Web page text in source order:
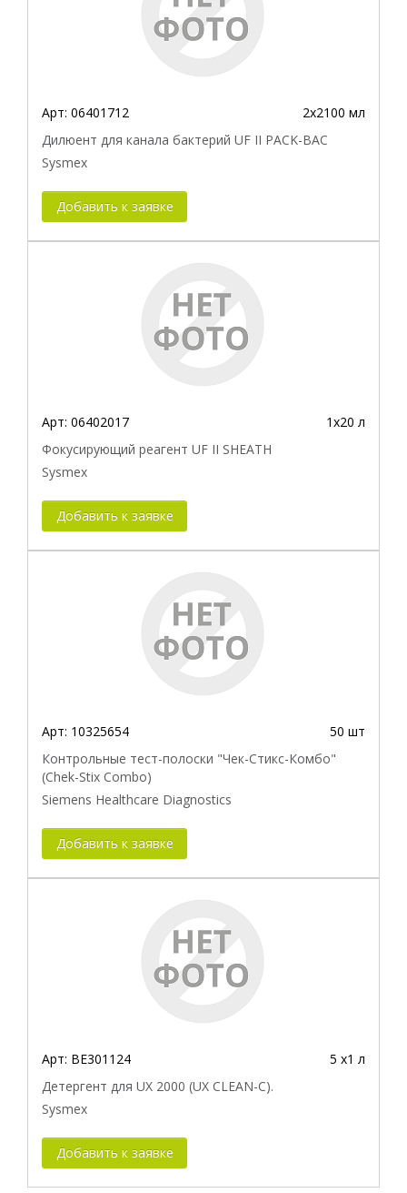
Арт: 06401712
2х2100 мл
Дилюент для канала бактерий UF II PACK-BAC
Sysmex
Добавить к заявке
Арт: 06402017
1х20 л
Фокусирующий реагент UF II SHEATH
Sysmex
Добавить к заявке
Арт: 10325654
50 шт
Контрольные тест-полоски "Чек-Стикс-Комбо"
(Chek-Stix Combo)
Siemens Healthcare Diagnostics
Добавить к заявке
Арт: BE301124
5 х1 л
Детергент для UX 2000 (UX CLEAN-C).
Sysmex
Добавить к заявке